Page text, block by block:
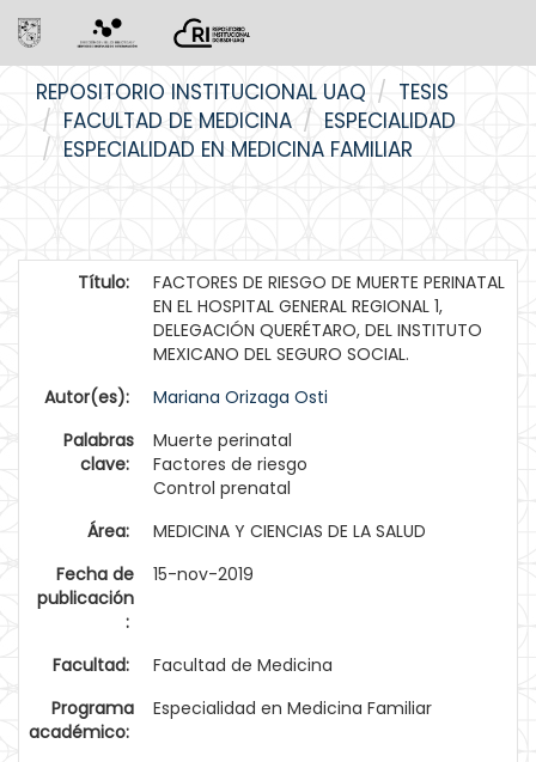
navigation
REPOSITORIO INSTITUCIONAL UAQ
TESIS
FACULTAD DE MEDICINA
ESPECIALIDAD
ESPECIALIDAD EN MEDICINA FAMILIAR
Título:
FACTORES DE RIESGO DE MUERTE PERINATAL
EN EL HOSPITAL GENERAL REGIONAL 1,
DELEGACIÓN QUERÉTARO, DEL INSTITUTO
MEXICANO DEL SEGURO SOCIAL.
Autor(es):
Mariana Orizaga Osti
Palabras
clave:
Muerte perinatal
Factores de riesgo
Control prenatal
Área:
MEDICINA Y CIENCIAS DE LA SALUD
Fecha de
publicación
:
15-nov-2019
Facultad:
Facultad de Medicina
Programa
académico:
Especialidad en Medicina Familiar